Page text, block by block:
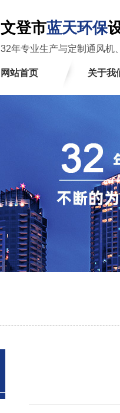
文登市蓝天环保
32年专业生产与定制通风机
网站首页 关于我